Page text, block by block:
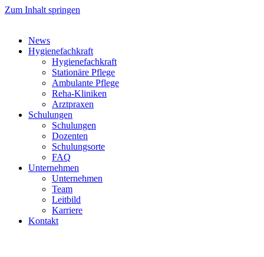
Zum Inhalt springen
News
Hygienefachkraft
Hygienefachkraft
Stationäre Pflege
Ambulante Pflege
Reha-Kliniken
Arztpraxen
Schulungen
Schulungen
Dozenten
Schulungsorte
FAQ
Unternehmen
Unternehmen
Team
Leitbild
Karriere
Kontakt